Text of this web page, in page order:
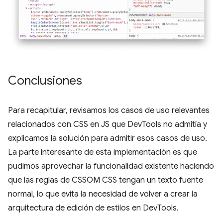
Conclusiones
Para recapitular, revisamos los casos de uso relevantes
relacionados con CSS en JS que DevTools no admitía y
explicamos la solución para admitir esos casos de uso.
La parte interesante de esta implementación es que
pudimos aprovechar la funcionalidad existente haciendo
que las reglas de CSSOM CSS tengan un texto fuente
normal, lo que evita la necesidad de volver a crear la
arquitectura de edición de estilos en DevTools.